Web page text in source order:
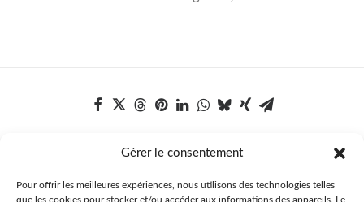
Gérer le consentement
Pour offrir les meilleures expériences, nous utilisons des technologies telles
que les cookies pour stocker et/ou accéder aux informations des appareils. Le